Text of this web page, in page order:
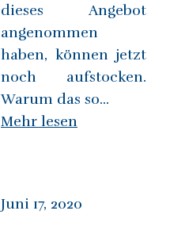
dieses Angebot
angenommen
haben, können jetzt
noch aufstocken.
Warum das so...
Mehr lesen
Juni 17, 2020